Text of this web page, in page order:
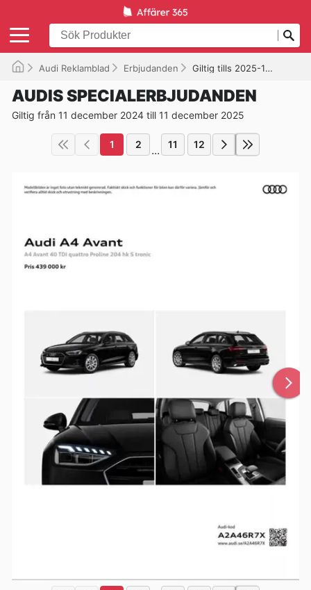
Audi Reklamblad Erbjudanden Giltig tills 2025-12-11
AUDIS SPECIALERBJUDANDEN
Giltig från 11 december 2024 till 11 december 2025
1 2 ... 11 12